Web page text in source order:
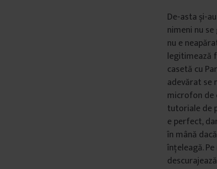
De-asta și-
nimeni nu
nu e
legitimează
casetă cu
adevărat se
microfon de
tutoriale de
e perfect,
în mână
înțeleagă.